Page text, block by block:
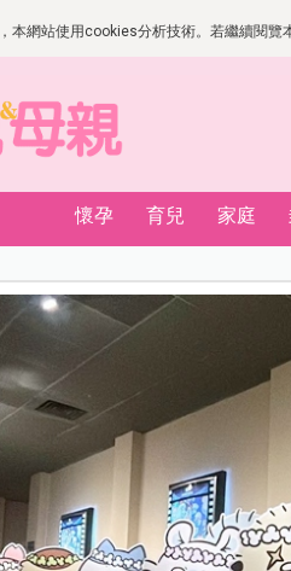
本網站使用cookies分析技術。若繼續閱
懷孕 育兒 家庭